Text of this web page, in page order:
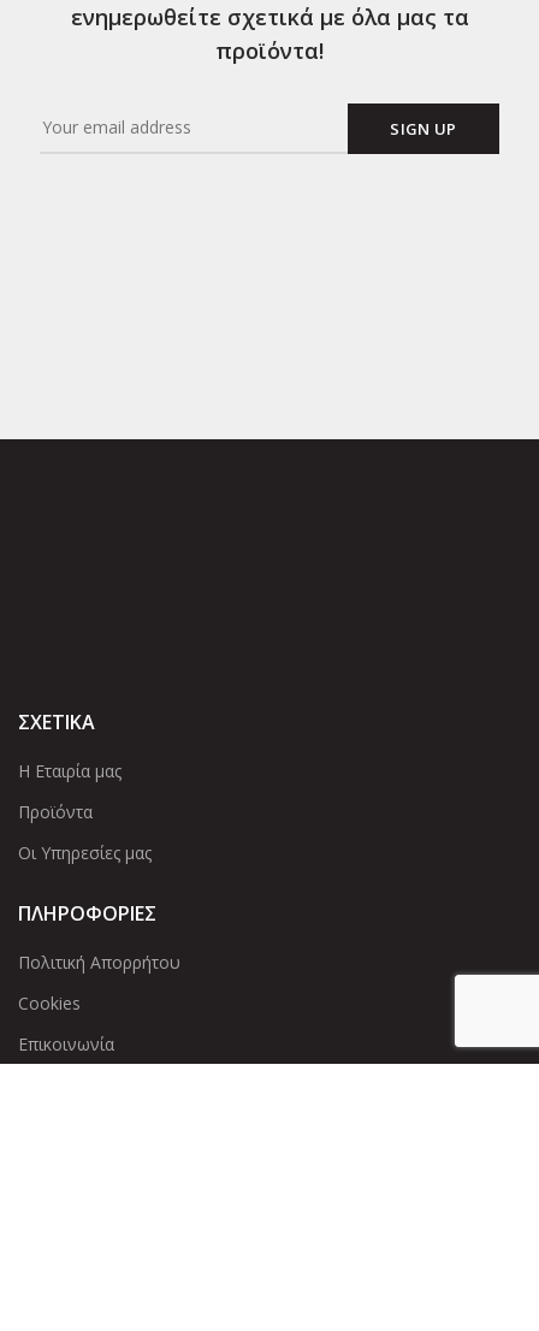
ενημερωθείτε σχετικά με όλα μας τα
προϊόντα!
ΣΧΕΤΙΚΑ
Η Εταιρία μας
Προϊόντα
Οι Υπηρεσίες μας
ΠΛΗΡΟΦΟΡΙΕΣ
Πολιτική Απορρήτου
Cookies
Επικοινωνία